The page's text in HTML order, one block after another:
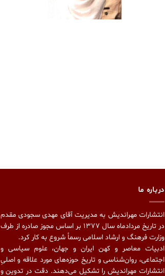
درباره ما
انتشارات مهراندیش به مدیریت آقای مهدی سجودی مقدم
در تاریخ مردادماه سال ۱۳۷۷ بر اساس مجوز صادره از طرف
وزارت فرهنگ و ارشاد اسلامی رسماً شروع به کار کرد.
ادبیات معاصر و کهن ایران و جهان، علوم سیاسی و
اجتماعی، روان‌شناسی و تاریخ حوزه‌های مورد علاقه و اصلیِ
انتشارات مهراندیش را تشکیل می‌دهند. دقت در تدوین و